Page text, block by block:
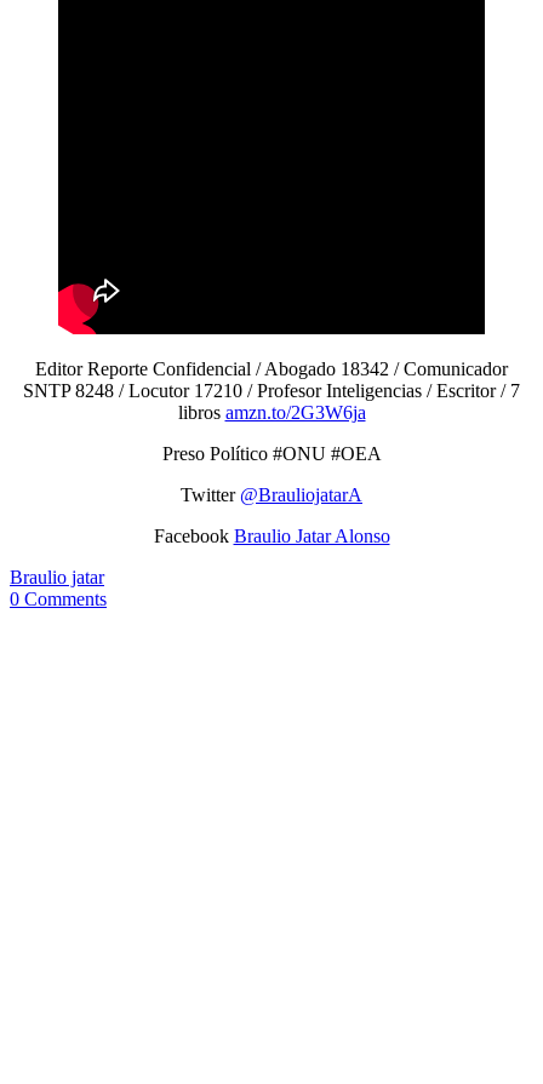
Editor Reporte Confidencial / Abogado 18342 / Comunicador
SNTP 8248 / Locutor 17210 / Profesor Inteligencias / Escritor / 7
libros amzn.to/2G3W6ja
Preso Político #ONU #OEA
Twitter @BrauliojatarA
Facebook Braulio Jatar Alonso
Braulio jatar
0 Comments